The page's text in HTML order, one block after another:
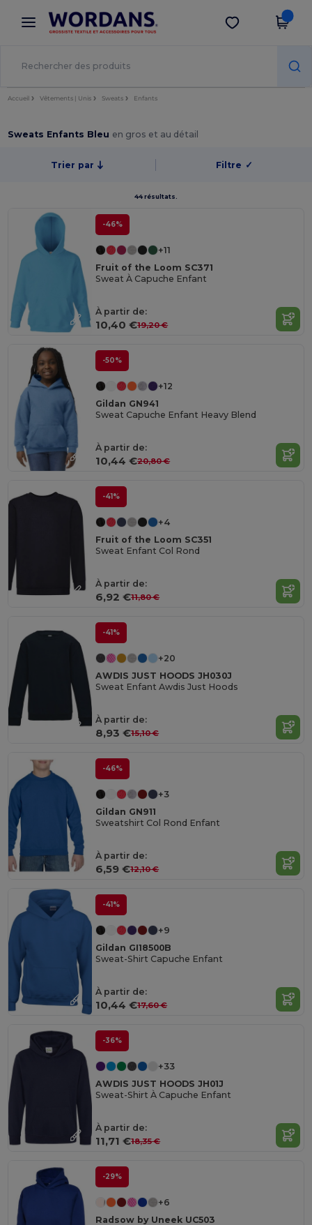
× Appli Wordans
Meilleurs prix sur l’app !
Obtenir l'appli
Accueil Vêtements | Unis Sweats Enfants
Sweats Enfants Bleu en gros et au détail
Trier par Filtre ✓
44 résultats.
-46%
+11
Fruit of the Loom SC371
Sweat À Capuche Enfant
À partir de:
10,40 €19,20 €
-50%
+12
Gildan GN941
Sweat Capuche Enfant Heavy Blend
À partir de:
10,44 €20,80 €
-41%
+4
Fruit of the Loom SC351
Sweat Enfant Col Rond
À partir de:
6,92 €11,80 €
-41%
+20
AWDIS JUST HOODS JH030J
Sweat Enfant Awdis Just Hoods
À partir de:
8,93 €15,10 €
-46%
+3
Gildan GN911
Sweatshirt Col Rond Enfant
À partir de:
6,59 €12,10 €
-41%
+9
Gildan GI18500B
Sweat-Shirt Capuche Enfant
À partir de:
10,44 €17,60 €
-36%
+33
AWDIS JUST HOODS JH01J
Sweat-Shirt À Capuche Enfant
À partir de:
11,71 €18,35 €
-29%
+6
Radsow by Uneek UC503